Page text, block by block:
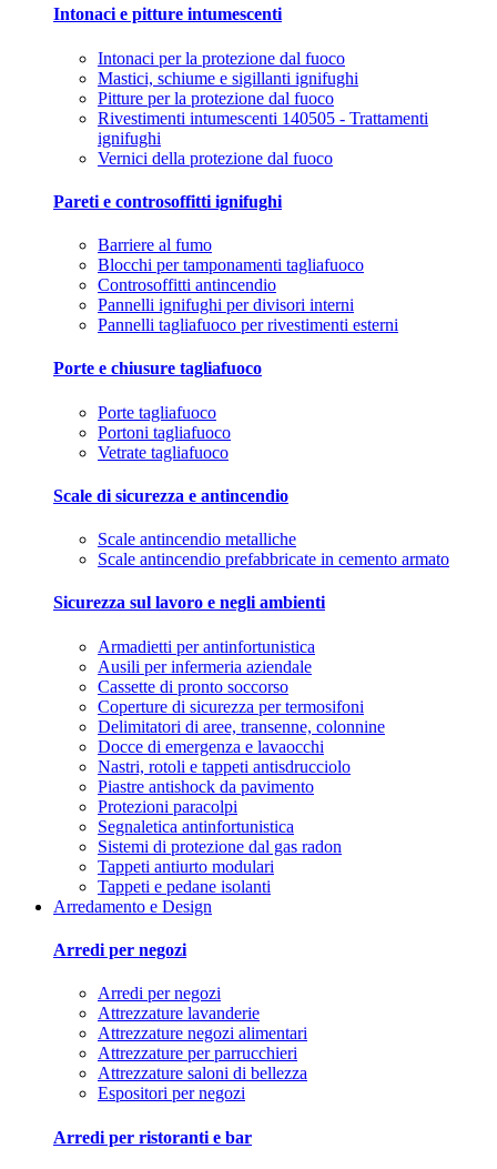
Intonaci e pitture intumescenti
Intonaci per la protezione dal fuoco
Mastici, schiume e sigillanti ignifughi
Pitture per la protezione dal fuoco
Rivestimenti intumescenti 140505 - Trattamenti
ignifughi
Vernici della protezione dal fuoco
Pareti e controsoffitti ignifughi
Barriere al fumo
Blocchi per tamponamenti tagliafuoco
Controsoffitti antincendio
Pannelli ignifughi per divisori interni
Pannelli tagliafuoco per rivestimenti esterni
Porte e chiusure tagliafuoco
Porte tagliafuoco
Portoni tagliafuoco
Vetrate tagliafuoco
Scale di sicurezza e antincendio
Scale antincendio metalliche
Scale antincendio prefabbricate in cemento armato
Sicurezza sul lavoro e negli ambienti
Armadietti per antinfortunistica
Ausili per infermeria aziendale
Cassette di pronto soccorso
Coperture di sicurezza per termosifoni
Delimitatori di aree, transenne, colonnine
Docce di emergenza e lavaocchi
Nastri, rotoli e tappeti antisdrucciolo
Piastre antishock da pavimento
Protezioni paracolpi
Segnaletica antinfortunistica
Sistemi di protezione dal gas radon
Tappeti antiurto modulari
Tappeti e pedane isolanti
Arredamento e Design
Arredi per negozi
Arredi per negozi
Attrezzature lavanderie
Attrezzature negozi alimentari
Attrezzature per parrucchieri
Attrezzature saloni di bellezza
Espositori per negozi
Arredi per ristoranti e bar